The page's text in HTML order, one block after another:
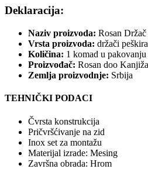
Deklaracija:
Naziv proizvoda: Rosan
Vrsta proizvoda: držači peškira
Količina: 1 komad u pakovanju
Proizvođač: Rosan doo Kanjiža
Zemlja proizvodnje: Srbija
TEHNIČKI PODACI
Čvrsta konstrukcija
Pričvršćivanje na zid
Inox set za montažu
Materijal izrade: Mesing
Završna obrada: Hrom